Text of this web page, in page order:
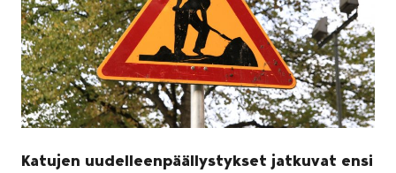
Katujen uudelleenpäällystykset jatkuvat ensi